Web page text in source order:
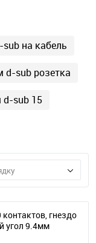
на кабель
d-sub розетка
d-sub 15
гнездо
угол 9.4мм